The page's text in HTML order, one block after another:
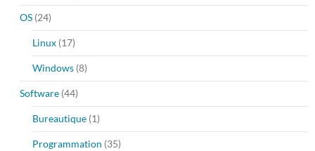
OS (24)
Linux (17)
Windows (8)
Software (44)
Bureautique (1)
Programmation (35)